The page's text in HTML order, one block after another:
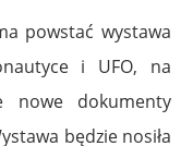
powstać wystawa
i UFO, na
nowe dokumenty
będzie nosiła